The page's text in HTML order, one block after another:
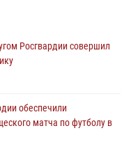
Росгвардии
гимнастике
Росгвардии совершил
обеспечили
матча по футболу в